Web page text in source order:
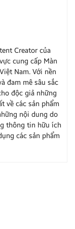
Creator của
cung cấp Màn
Nam. Với nền
đam mê sâu sắc
độc giả những
về các sản phẩm
nội dung do
thông tin hữu ích
các sản phẩm